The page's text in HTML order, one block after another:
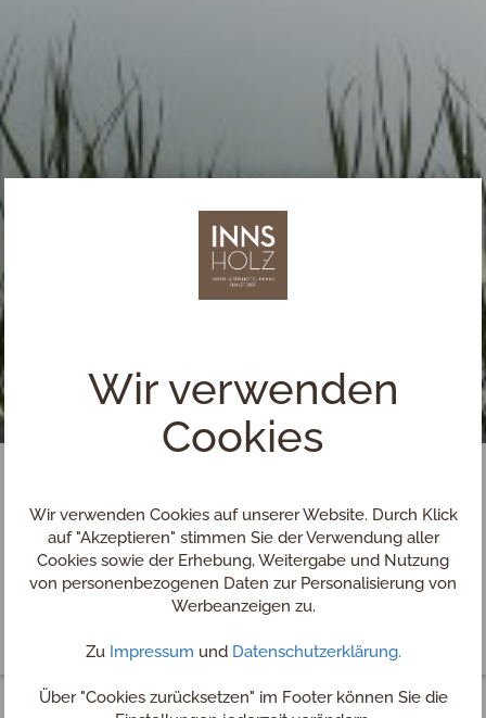
Wir verwenden
Cookies
Wir verwenden Cookies auf unserer Website. Durch Klick
auf "Akzeptieren" stimmen Sie der Verwendung aller
Cookies sowie der Erhebung, Weitergabe und Nutzung
von personenbezogenen Daten zur Personalisierung von
Werbeanzeigen zu.
Zu Impressum und Datenschutzerklärung.
Über "Cookies zurücksetzen" im Footer können Sie die